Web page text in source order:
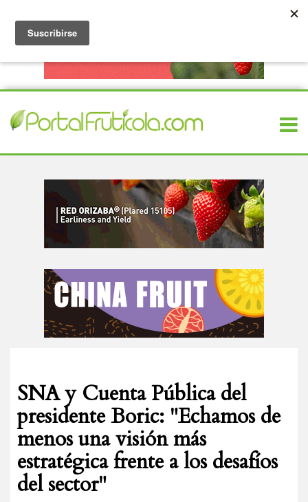
SNA y Cuenta Pública del
presidente Boric: "Echamos de
menos una visión más
estratégica frente a los desafíos
del sector"